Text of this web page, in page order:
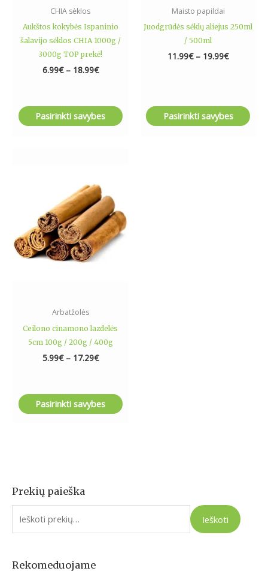
Prekių paieška
I
e
o
Ieškoti
Rekomeduojame
CHIA sėklos
Aukštos kokybės Ispaninio
šalavijo sėklos CHIA 1000g /
3000g TOP prekė!
6.99€ – 18.99€
Pasirinkti savybes
page
Maisto papildai
Juodgrūdės sėklų aliejus 250ml
/ 500ml
11.99€ – 19.99€
Pasirinkti savybes
product
page
Arbatžolės
Ceilono cinamono lazdelės
5cm 100g / 200g / 400g
5.99€ – 17.29€
through
17.29€
Pasirinkti savybes
multiple
variants.
The
options
may
be
page